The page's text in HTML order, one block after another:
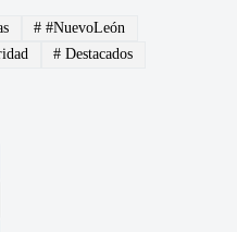
# #NuevoLeón
# Destacados